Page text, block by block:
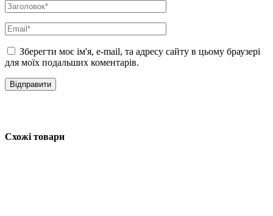
Зберегти моє ім'я, e-mail, та адресу сайту в цьому браузері
для моїх подальших коментарів.
Схожі товари